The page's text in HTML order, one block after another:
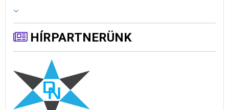
HÍRPARTNERÜNK